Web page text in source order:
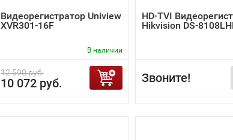
Видеорегистратор Uniview
XVR301-16F
В наличии
12 590 руб.
10 072 руб.
HD-TVI
Hikvision DS-
Звоните!